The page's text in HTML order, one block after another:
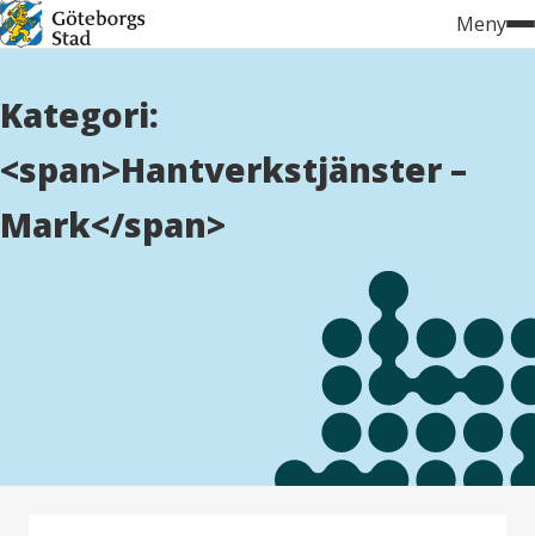
Hoppa
till
Meny
Kategori:
<span>Hantverkstjänster –
Mark</span>